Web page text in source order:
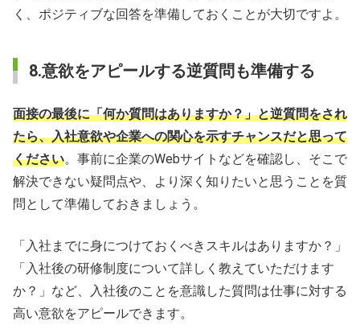
く、ポジティブな回答を準備しておくことが大切ですよ。
8.意欲をアピールする逆質問も準備する
面接の最後に「何か質問はありますか？」と逆質問をされ
たら、入社意欲や企業への関心を示すチャンスだと思って
ください。事前に企業のWebサイトなどを確認し、そこで
解決できない疑問点や、より深く知りたいと思うことを質
問として準備しておきましょう。
「入社までに身につけておくべきスキルはありますか？」
「入社後の研修制度について詳しく教えていただけます
か？」など、入社後のことを意識した質問は仕事に対する
高い意欲をアピールできます。